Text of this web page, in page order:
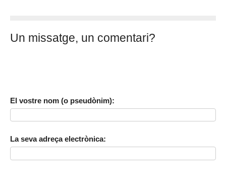
Un missatge, un comentari?
El vostre nom (o pseudònim):
La seva adreça electrònica: